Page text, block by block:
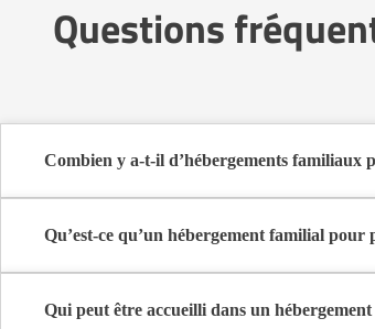
Questions
Combien y a-t-il d’hébergements familiaux
Ces structures offrent un cadre de vie
Qu’est-ce qu’un hébergement familial pour
Elle y bénéficie d’un cadre de vie convivial, de
Qui peut être accueilli dans un